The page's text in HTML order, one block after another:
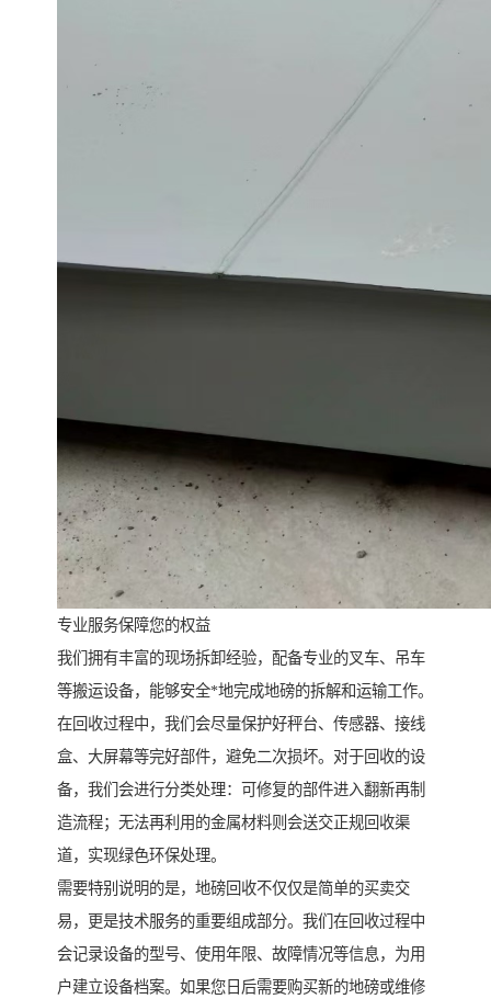
专业服务保障您的权益
我们拥有丰富的现场拆卸经验，配备专业的叉车、吊车
等搬运设备，能够安全*地完成地磅的拆解和运输工作。
在回收过程中，我们会尽量保护好秤台、传感器、接线
盒、大屏幕等完好部件，避免二次损坏。对于回收的设
备，我们会进行分类处理：可修复的部件进入翻新再制
造流程；无法再利用的金属材料则会送交正规回收渠
道，实现绿色环保处理。
需要特别说明的是，地磅回收不仅仅是简单的买卖交
易，更是技术服务的重要组成部分。我们在回收过程中
会记录设备的型号、使用年限、故障情况等信息，为用
户建立设备档案。如果您日后需要购买新的地磅或维修